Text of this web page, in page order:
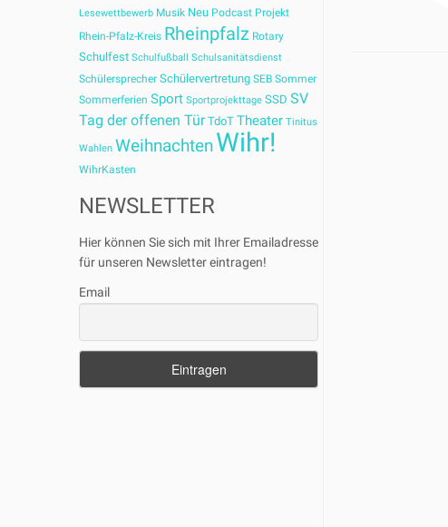
Lesewettbewerb Musik Neu Podcast Projekt
Rhein-Pfalz-Kreis Rheinpfalz Rotary
Schulfest Schulfußball Schulsanitätsdienst
Schülersprecher Schülervertretung SEB Sommer
Sommerferien Sport Sportprojekttage SSD SV
Tag der offenen Tür TdoT Theater Tinitus
Wahlen WeihnachtenWihr!
WihrKasten
NEWSLETTER
Hier können Sie sich mit Ihrer Emailadresse
für unseren Newsletter eintragen!
Email